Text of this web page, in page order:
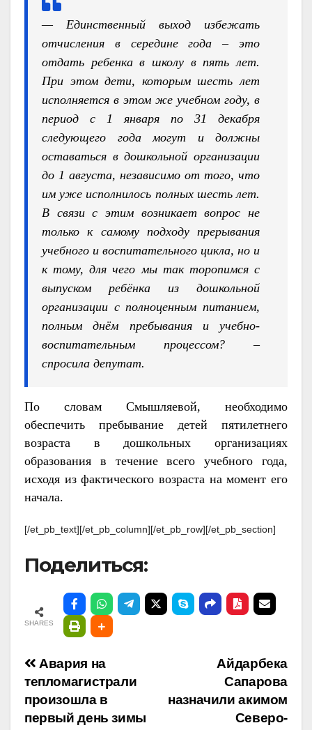
— Единственный выход избежать
отчисления в середине года – это
отдать ребенка в школу в пять лет.
При этом дети, которым шесть лет
исполняется в этом же учебном году, в
период с 1 января по 31 декабря
следующего года могут и должны
оставаться в дошкольной организации
до 1 августа, независимо от того, что
им уже исполнилось полных шесть лет.
В связи с этим возникает вопрос не
только к самому подходу прерывания
учебного и воспитательного цикла, но и
к тому, для чего мы так торопимся с
выпуском ребёнка из дошкольной
организации с полноценным питанием,
полным днём пребывания и учебно-
воспитательным процессом? –
спросила депутат.
По словам Смышляевой, необходимо
обеспечить пребывание детей пятилетнего
возраста в дошкольных организациях
образования в течение всего учебного года,
исходя из фактического возраста на момент его
начала.
[/et_pb_text][/et_pb_column][/et_pb_row][/et_pb_section]
Поделиться:
SHARES
Навигация
по
Айдарбека
Сапарова
назначили акимом
Северо-
Авария на
тепломагистрали
произошла в
первый день зимы